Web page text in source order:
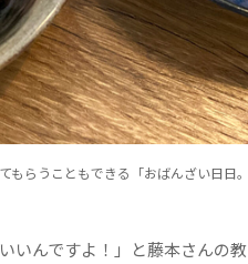
らうこともできる「おばんざい日日。
んですよ！」と藤本さんの